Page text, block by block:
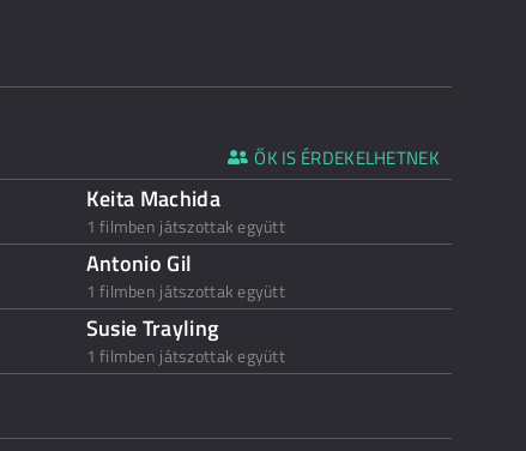
ŐK IS ÉRDEKELHETNEK
Keita Machida
1 filmben játszottak együtt
Antonio Gil
1 filmben játszottak együtt
Susie Trayling
1 filmben játszottak együtt